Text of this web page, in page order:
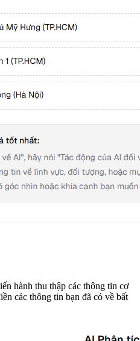
hành thu thập các thông tin cơ
các thông tin bạn đã có về bất